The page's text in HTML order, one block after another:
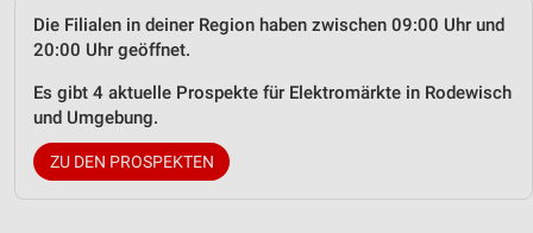
Die Filialen in deiner Region haben zwischen 09:00 Uhr und
20:00 Uhr geöffnet.
Es gibt 4 aktuelle Prospekte für Elektromärkte in Rodewisch
und Umgebung.
ZU DEN PROSPEKTEN